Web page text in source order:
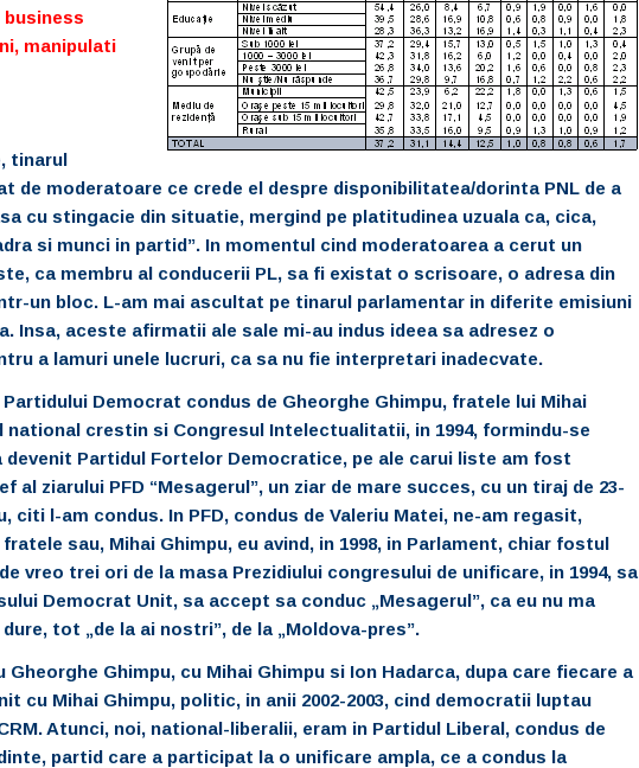
manipulati
tinarul
de moderatoare ce crede el despre disponibilitatea/dorinta PNL de a
cu stingacie din situatie, mergind pe platitudinea uzuala ca, cica,
si munci in partid”. In momentul cind moderatoarea a cerut un
ca membru al conducerii PL, sa fi existat o scrisoare, o adresa din
un bloc. L-am mai ascultat pe tinarul parlamentar in diferite emisiuni
Insa, aceste afirmatii ale sale mi-au indus ideea sa adresez o
a lamuri unele lucruri, ca sa nu fie interpretari inadecvate.
Democrat condus de Gheorghe Ghimpu, fratele lui Mihai
national crestin si Congresul Intelectualitatii, in 1994, formindu-se
Partidul Fortelor Democratice, pe ale carui liste am fost
ziarului PFD “Mesagerul”, un ziar de mare succes, cu un tiraj de 23-
citi l-am condus. In PFD, condus de Valeriu Matei, ne-am regasit,
sau, Mihai Ghimpu, eu avind, in 1998, in Parlament, chiar fostul
vreo trei ori de la masa Prezidiului congresului de unificare, in 1994, sa
Democrat Unit, sa accept sa conduc „Mesagerul”, ca eu nu ma
tot „de la ai nostri”, de la „Moldova-pres”.
Ghimpu, cu Mihai Ghimpu si Ion Hadarca, dupa care fiecare a
cu Mihai Ghimpu, politic, in anii 2002-2003, cind democratii luptau
Atunci, noi, national-liberalii, eram in Partidul Liberal, condus de
partid care a participat la o unificare ampla, ce a condus la